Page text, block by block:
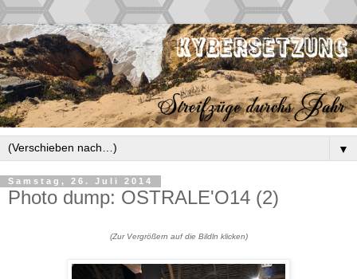
▼
Samstag, 26. Juli 2014
Photo dump: OSTRALE'O14 (2)
(Zur Vergrößern auf die Bildln klicken)